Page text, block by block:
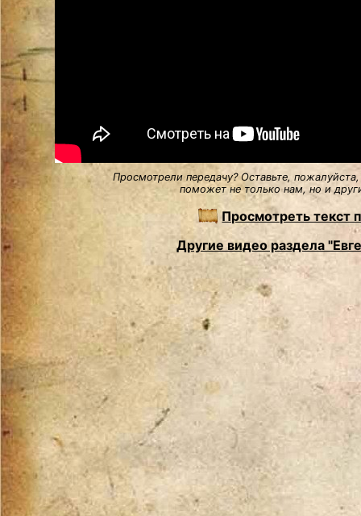
Просмотрели передачу? Оставьте,
поможет не только нам, но и
Просмотреть текст
Другие видео раздела